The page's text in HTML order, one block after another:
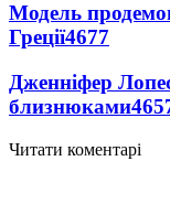
Модель
Греції4677
Дженніфер
близнюками
Читати коментарі